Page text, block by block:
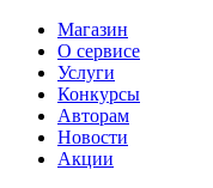
Магазин
О сервисе
Услуги
Конкурсы
Авторам
Новости
Акции